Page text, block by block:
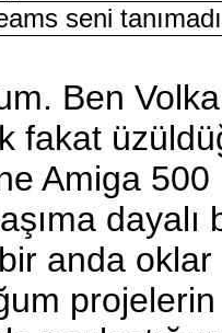
seni
Ben
fakat
Amiga 500
anda
projelerin